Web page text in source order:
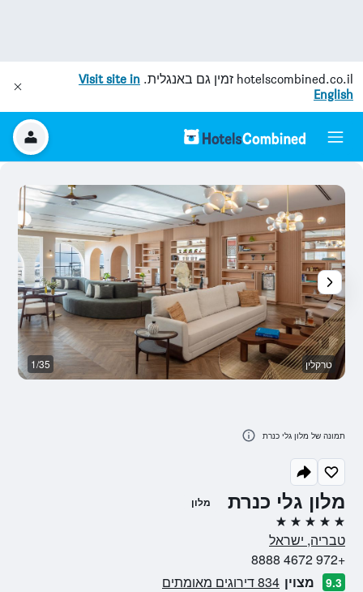
hotelscombined.co.il זמין גם באנגלית. Visit site in
English
מלון גלי כנרת מלון
5 כוכבים
טבריה, ישראל
+972 4672 8888
9.3 מצוין 834 דירוגים מאומתים
טרקלין 1/35
תמונה של מלון גלי כנרת